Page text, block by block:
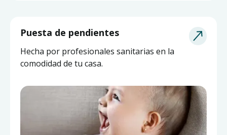
Puesta de pendientes
Hecha por profesionales sanitarias en la
comodidad de tu casa.